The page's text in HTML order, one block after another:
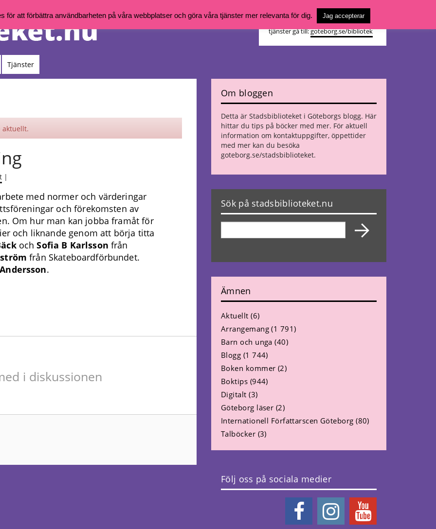
Tjänster
Vill du söka böcker, logga in på ditt
bibliotekskonto eller nå övriga
tjänster gå till:goteborg.se/bibliotek
aktuellt.
|
med normer och värderingar
och förekomsten av
Om hur man kan jobba framåt för
och liknande genom att börja titta
ochSofia B Karlsson från
från Skateboardförbundet.
.
i diskussionen
Om bloggen
Detta är Stadsbiblioteket i Göteborgs blogg. Här
hittar du tips på böcker med mer. För aktuell
information om kontaktuppgifter, öppettider
med mer kan du besöka
goteborg.se/stadsbiblioteket.
Sök på stadsbiblioteket.nu
Ämnen
Aktuellt (6)
Arrangemang(1 791)
Barn och unga (40)
Blogg (1 744)
Boken kommer (2)
Boktips (944)
Digitalt (3)
Göteborg läser (2)
Internationell Författarscen Göteborg (80)
Talböcker (3)
Följ oss på sociala medier
att förbättra användbarheten på våra webbplatser och göra våra tjänster mer relevanta för dig. Jag accepterar